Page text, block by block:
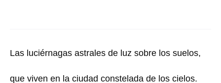
Las luciérnagas astrales de luz sobre los suelos,
que viven en la ciudad constelada de los cielos.